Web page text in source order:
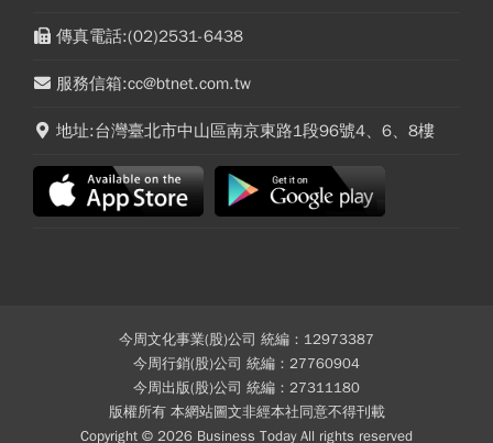
傳真電話:(02)2531-6438
服務信箱:cc@btnet.com.tw
地址:台灣臺北市中山區南京東路1段96號4、6、8樓
今周文化事業(股)公司 統編：12973387
今周行銷(股)公司 統編：27760904
今周出版(股)公司 統編：27311180
版權所有 本網站圖文非經本社同意不得刊載
Copyright © 2026 Business Today All rights reserved